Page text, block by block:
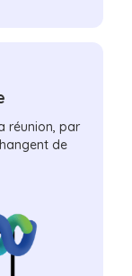
réunion, par
de